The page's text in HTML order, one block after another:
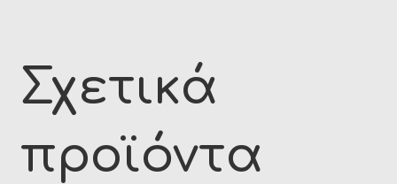
Σχετικά
προϊόντα